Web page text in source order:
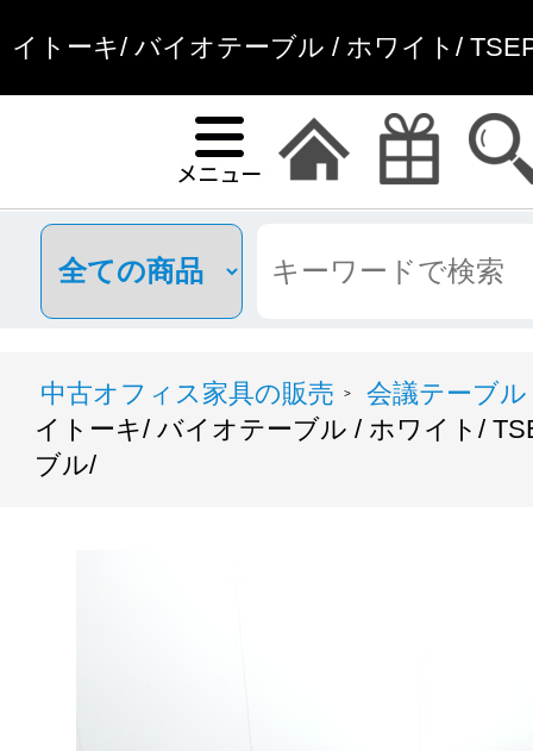
イトーキ/ バイオテーブル / ホワイト/
ル/ | 中古オフィス
中古オフィス家具の販売 >
会議テーブル
イトーキ/ バイオテーブル / ホワイト/
ブル/